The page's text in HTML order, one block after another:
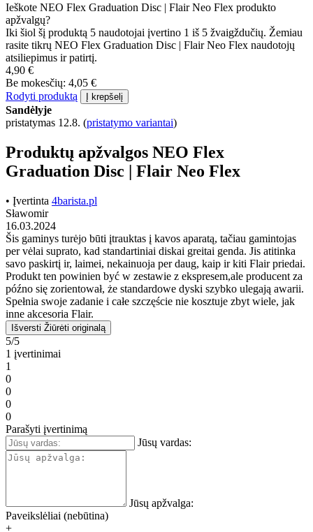
Ieškote NEO Flex Graduation Disc | Flair Neo Flex produkto
apžvalgų?
Iki šiol šį produktą 5 naudotojai įvertino 1 iš 5 žvaigždučių. Žemiau
rasite tikrų NEO Flex Graduation Disc | Flair Neo Flex naudotojų
atsiliepimus ir patirtį.
4,90 €
Be mokesčių: 4,05 €
Rodyti produktą
Į krepšelį
Sandėlyje
pristatymas 12.8. (pristatymo variantai)
Produktų apžvalgos NEO Flex
Graduation Disc | Flair Neo Flex
• Įvertinta 4barista.pl
Sławomir
16.03.2024
Šis gaminys turėjo būti įtrauktas į kavos aparatą, tačiau gamintojas
per vėlai suprato, kad standartiniai diskai greitai genda. Jis atitinka
savo paskirtį ir, laimei, nekainuoja per daug, kaip ir kiti Flair priedai.
Produkt ten powinien być w zestawie z ekspresem,ale producent za
późno się zorientował, że standardowe dyski szybko ulegają awarii.
Spełnia swoje zadanie i całe szczęście nie kosztuje zbyt wiele, jak
inne akcesoria Flair.
Išversti Žiūrėti originalą
5/5
1 įvertinimai
1
0
0
0
0
Parašyti įvertinimą
Jūsų vardas:
Jūsų apžvalga:
Paveikslėliai (nebūtina)
+